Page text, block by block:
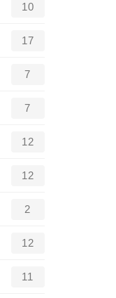
10
17
7
7
12
12
2
12
11